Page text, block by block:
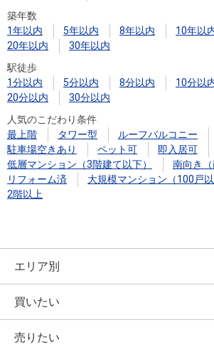
築年数
1年以内
5年以内 8年以内 10年以
20年以内
30年以内
駅徒歩
1分以内
5分以内 8分以内 10分以
20分以内
30分以内
人気のこだわり条件
最上階
タワー型 ルーフバルコニー
駐車場空きあり
ペット可
即入居可
低層マンション（3階建て以下）
南向き（
リフォーム済
大規模マンション（100戸以
2階以上
エリア別
買いたい
売りたい